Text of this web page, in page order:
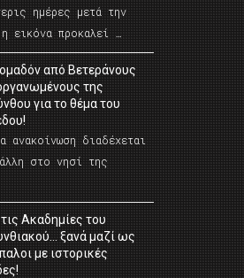
ημέρες μετά την
εικόνα προκαλεί …
από Βετεράνους
της
για το θέμα του
ανακοίνωση διαδέχεται
στο νησί της
Ακαδημίες του
ξανά μαζί ως
με ιστορικές